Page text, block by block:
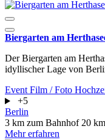
Biergarten am
Der Biergarten am
idyllischer Lage von
Event Film / Foto
+5
Berlin
3 km zum Bahnhof 20
Mehr erfahren